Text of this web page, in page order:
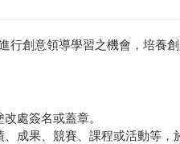
行創意領導學習之機會，培養
處簽名或蓋章。
成果、競賽、課程或活動等